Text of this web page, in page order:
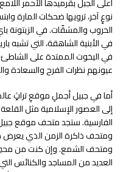
نوعٍ آخر، ترويها ضحكات المارة
الحروب والمشقّات. في الزيتونة
في الأبنية الشاهقة، التي تشبه
في اليخوت الممتدة على
عيونهم نظرات الفرح والسعادة
أما في جبيل أجملِ موقعِ تراثٍ
إلى العصور الإسلامية مثل القلعة
الفارسية. ستجد متحف موقع
ومتحف ذاكرة الزمن الذي يعرض
ومتحف الشمع. وإن كنت من محبي
العديد من المساجد والكنائس